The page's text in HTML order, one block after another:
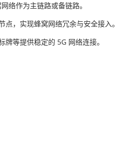
络作为主链路或备链路。
，实现蜂窝网络冗余与安全接入。
等提供稳定的 5G 网络连接。